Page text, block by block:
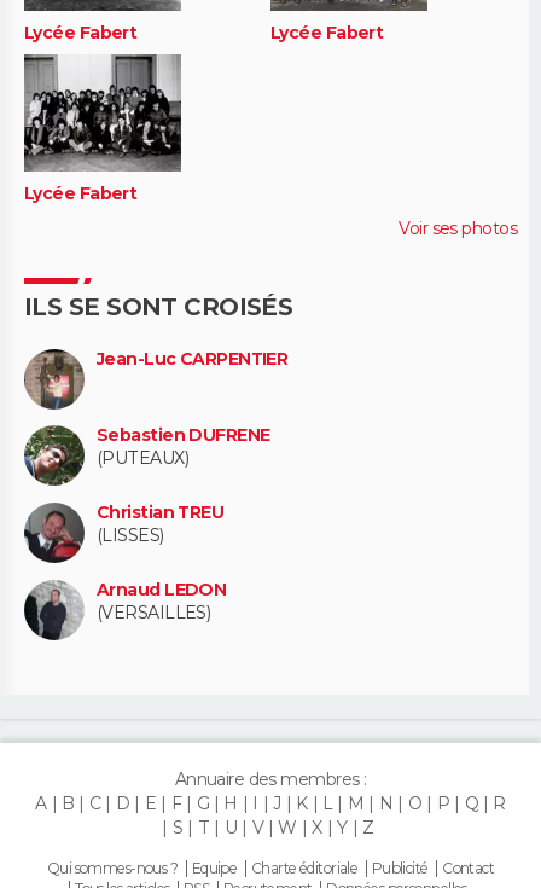
Lycée Fabert Lycée Fabert
Lycée Fabert
Voir ses photos
ILS SE SONT CROISÉS
Jean-Luc CARPENTIER
Sebastien DUFRENE
(PUTEAUX)
Christian TREU
(LISSES)
Arnaud LEDON
(VERSAILLES)
Annuaire des membres :
A
B C D E F G H I J K L M N O P Q
R
S
T U V W X Y Z
Qui sommes-nous ? Equipe Charte éditoriale Publicité
Contact